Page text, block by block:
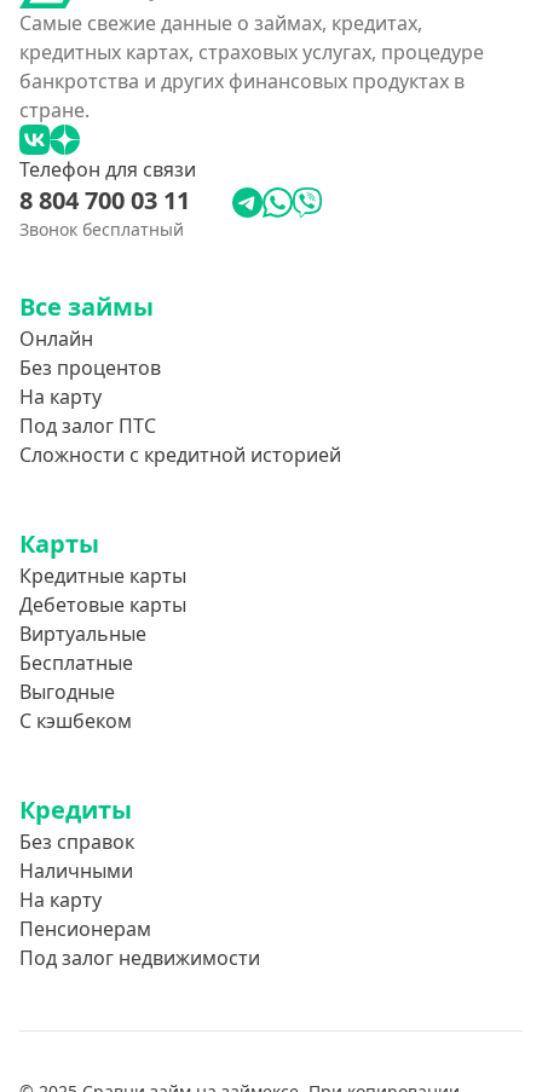
Самые свежие данные о займах, кредитах,
кредитных картах, страховых услугах, процедуре
банкротства и других финансовых продуктах в
стране.
Телефон для связи
8 804 700 03 11
Звонок бесплатный
Все займы
Онлайн
Без процентов
На карту
Под залог ПТС
Сложности с кредитной историей
Карты
Кредитные карты
Дебетовые карты
Виртуальные
Бесплатные
Выгодные
С кэшбеком
Кредиты
Без справок
Наличными
На карту
Пенсионерам
Под залог недвижимости